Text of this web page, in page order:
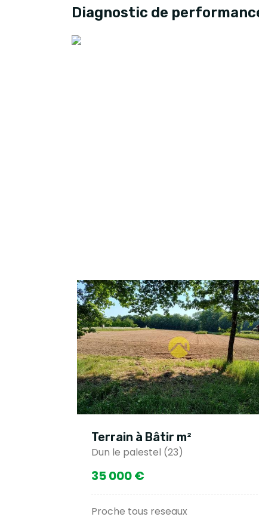
Diagnostic de
Terrain à Bâtir m²
Dun le palestel (23)
35 000 €
Proche tous reseaux